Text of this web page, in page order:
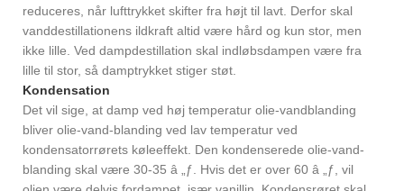
reduceres, når lufttrykket skifter fra højt til lavt. Derfor skal
vanddestillationens ildkraft altid være hård og kun stor, men
ikke lille. Ved dampdestillation skal indløbsdampen være fra
lille til stor, så damptrykket stiger støt.
Kondensation
Det vil sige, at damp ved høj temperatur olie-vandblanding
bliver olie-vand-blanding ved lav temperatur ved
kondensatorrørets køleeffekt. Den kondenserede olie-vand-
blanding skal være 30-35 â „ƒ. Hvis det er over 60 â „ƒ, vil